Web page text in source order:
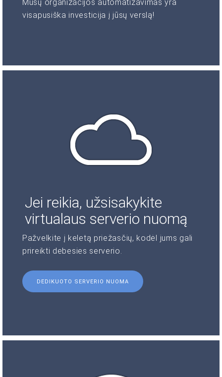
Mūsų organizacijos automatizavimas yra
visapusiška investicija į jūsų verslą!
Jei reikia, užsisakykite
virtualaus serverio nuomą
Pažvelkite į keletą priežasčių, kodėl jums gali
prireikti debesies serverio.
DEDIKUOTO SERVERIO NUOMA